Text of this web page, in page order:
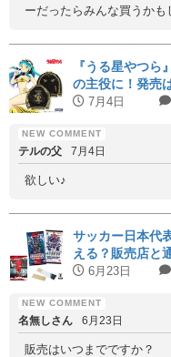
ーだったらみんな買うかも
『うる星やつら
の主役に！発売
7月4日
テルの父 7月4日
欲しい♪
サッカー日本代
える？販売店と
6月23日
名無しさん 6月23日
販売はいつまでですか？